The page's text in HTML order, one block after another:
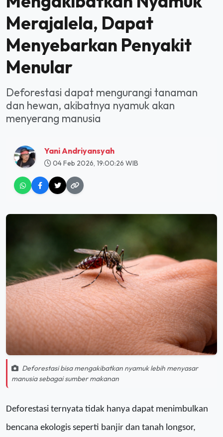
Merajalela, Dapat
Menyebarkan Penyakit
Menular
Deforestasi dapat mengurangi tanaman
dan hewan, akibatnya nyamuk akan
menyerang manusia
Yani Andriyansyah
04 Feb 2026, 19:00:26 WIB
Deforestasi bisa mengakibatkan nyamuk lebih menyasar
manusia sebagai sumber makanan
Deforestasi ternyata tidak hanya dapat menimbulkan
bencana ekologis seperti banjir dan tanah longsor,